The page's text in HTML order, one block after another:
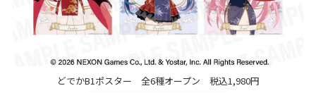
どでかB1ポスター 全6種オープン 税込1,980円